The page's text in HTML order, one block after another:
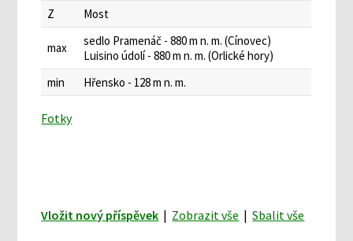
Z
Most
max
sedlo Pramenáč - 880 m n. m. (Cínovec)
Luisino údolí - 880 m n. m. (Orlické hory)
min
Hřensko - 128 m n. m.
Fotky
Vložit nový příspěvek | Zobrazit vše |Sbalit vše